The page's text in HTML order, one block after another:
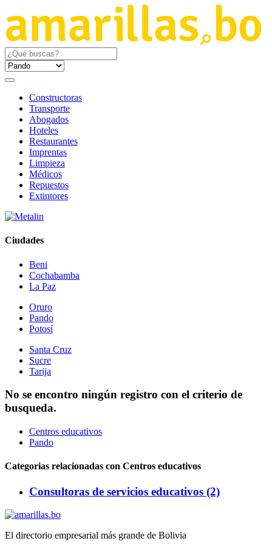
Constructoras
Transporte
Abogados
Hoteles
Restaurantes
Imprentas
Limpieza
Médicos
Repuestos
Extintores
Ciudades
Beni
Cochabamba
La Paz
Oruro
Pando
Potosí
Santa Cruz
Sucre
Tarija
No se encontro ningún registro con el criterio de
busqueda.
Centros educativos
Pando
Categorias relacionadas con Centros educativos
Consultoras de servicios educativos (2)
El directorio empresarial más grande de Bolivia